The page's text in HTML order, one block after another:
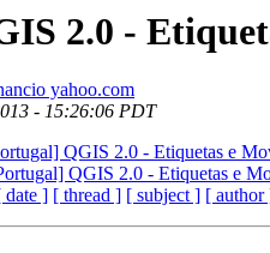
2.0 -
yahoo.com
- 15:26:06 PDT
QGIS 2.0 - Etiquetas e
QGIS 2.0 - Etiquetas e
date ] [ thread ] [ subject ] [ author